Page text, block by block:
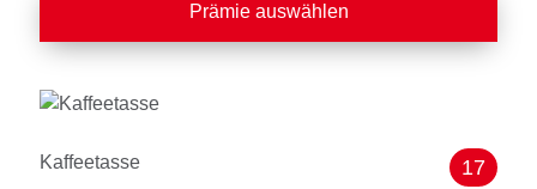
Prämie auswählen
Kaffeetasse 17